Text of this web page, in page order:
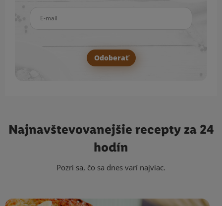
Odoberať
Najnavštevovanejšie recepty za 24
hodín
Pozri sa, čo sa dnes varí najviac.